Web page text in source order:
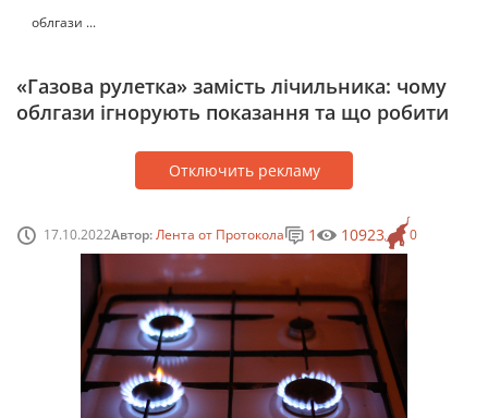
облгази ...
«Газова рулетка» замість лічильника: чому
облгази ігнорують показання та що робити
Отключить рекламу
17.10.2022Автор:Лента от Протокола 0
1 10923